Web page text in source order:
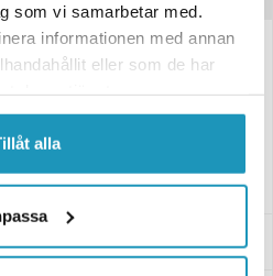
som vi samarbetar med.
informationen med annan
eller som de har
alla
från Valeryd.